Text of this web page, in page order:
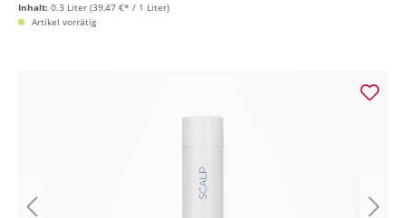
Inhalt: 0.3 Liter (39,47 €* / 1 Liter)
Artikel vorrätig